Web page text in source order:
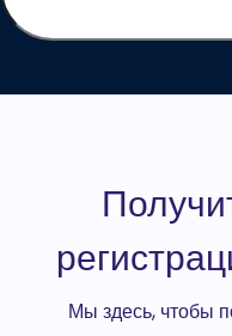
Мы здесь, чтобы